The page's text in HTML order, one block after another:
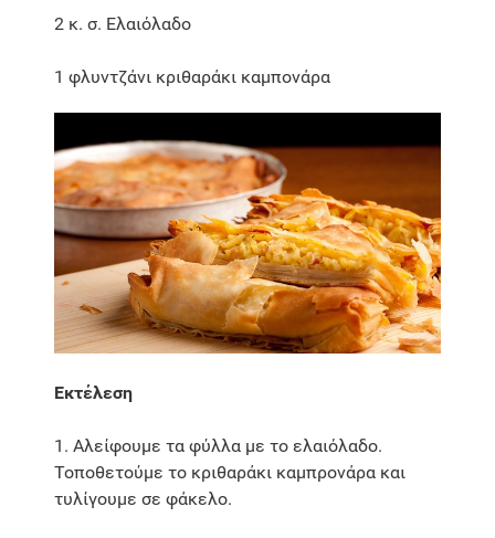
2 κ. σ. Ελαιόλαδο
1 φλυντζάνι κριθαράκι καμπονάρα
Εκτέλεση
1. Αλείφουμε τα φύλλα με το ελαιόλαδο.
Τοποθετούμε το κριθαράκι καμπρονάρα και
τυλίγουμε σε φάκελο.